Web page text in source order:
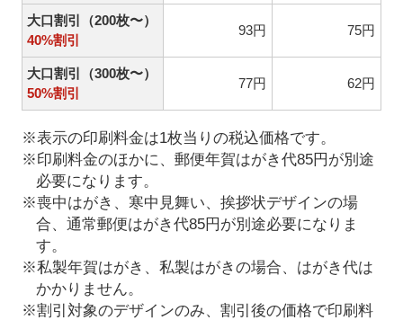
大口割引（200枚〜）
40%割引
93円 75円
大口割引（300枚〜）
50%割引
77円 62円
※表示の印刷料金は1枚当りの税込価格です。
※印刷料金のほかに、郵便年賀はがき代85円が別途
必要になります。
※喪中はがき、寒中見舞い、挨拶状デザインの場
合、通常郵便はがき代85円が別途必要になりま
す。
※私製年賀はがき、私製はがきの場合、はがき代は
かかりません。
※割引対象のデザインのみ、割引後の価格で印刷料